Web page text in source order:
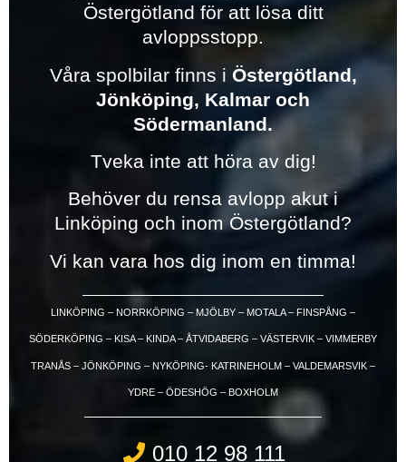
Östergötland för att lösa ditt
avloppsstopp.
Våra spolbilar finns i Östergötland,
Jönköping, Kalmar och
Södermanland.
Tveka inte att höra av dig!
Behöver du rensa avlopp akut i
Linköping och inom Östergötland?
Vi kan vara hos dig inom en timma!
LINKÖPING – NORRKÖPING – MJÖLBY – MOTALA – FINSPÅNG –
SÖDERKÖPING – KISA – KINDA – ÅTVIDABERG – VÄSTERVIK – VIMMERBY
TRANÅS – JÖNKÖPING – NYKÖPING- KATRINEHOLM – VALDEMARSVIK –
YDRE – ÖDESHÖG – BOXHOLM
010 12 98 111